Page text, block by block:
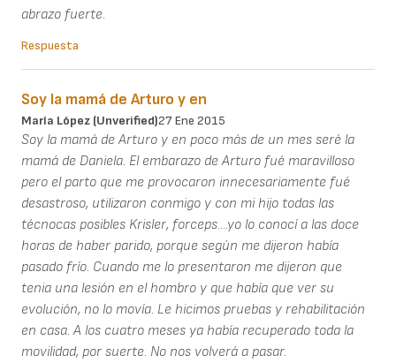
abrazo fuerte.
Respuesta
Soy la mamá de Arturo y en
María López (unverified)27 Ene 2015
Soy la mamá de Arturo y en poco más de un mes seré la
mamá de Daniela. El embarazo de Arturo fué maravilloso
pero el parto que me provocaron innecesariamente fué
desastroso, utilizaron conmigo y con mi hijo todas las
técnocas posibles Krisler, forceps....yo lo conocí a las doce
horas de haber parido, porque según me dijeron había
pasado frío. Cuando me lo presentaron me dijeron que
tenia una lesión en el hombro y que había que ver su
evolución, no lo movía. Le hicimos pruebas y rehabilitación
en casa. A los cuatro meses ya había recuperado toda la
movilidad, por suerte. No nos volverá a pasar.